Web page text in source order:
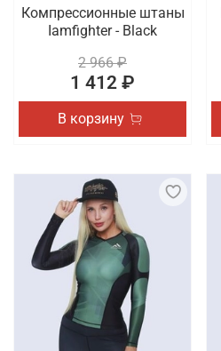
Компрессионные штаны
Iamfighter - Black
2 966 ₽
1 412 ₽
В корзину